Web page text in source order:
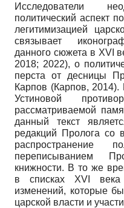
Исследователи
политический аспект
легитимизацией
связывает
данного сюжета в XVI
2018; 2022), о
перста от десницы
Карпов (Карпов,
Устиновой
рассматриваемой
данный текст
редакций Пролога со
распространение
переписыванием
книжности. В то же
в списках XVI века
изменений, которые
царской власти и